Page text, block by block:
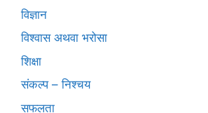
विज्ञान
विश्वास अथवा भरोसा
शिक्षा
संकल्प – निश्चय
सफलता